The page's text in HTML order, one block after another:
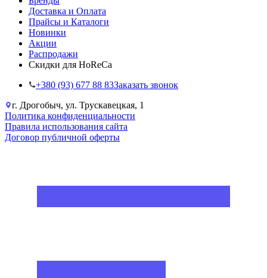
Доставка и Оплата
Прайсы и Каталоги
Новинки
Акции
Распродажи
Скидки для HoReCa
+38‎0 (93) 677 88 83Заказать звонок
г. Дрогобыч, ул. Трускавецкая, 1
Политика конфиденциальности
Правила использования сайта
Договор публичной оферты